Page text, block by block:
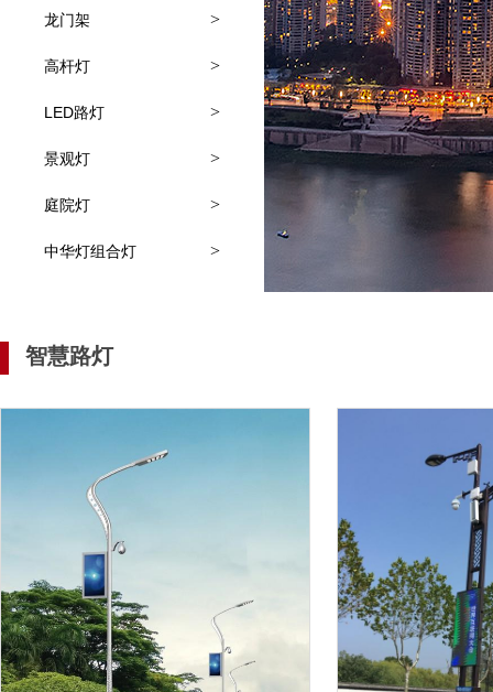
龙门架 >
高杆灯 >
LED路灯 >
景观灯 >
庭院灯 >
中华灯组合灯 >
智慧路灯